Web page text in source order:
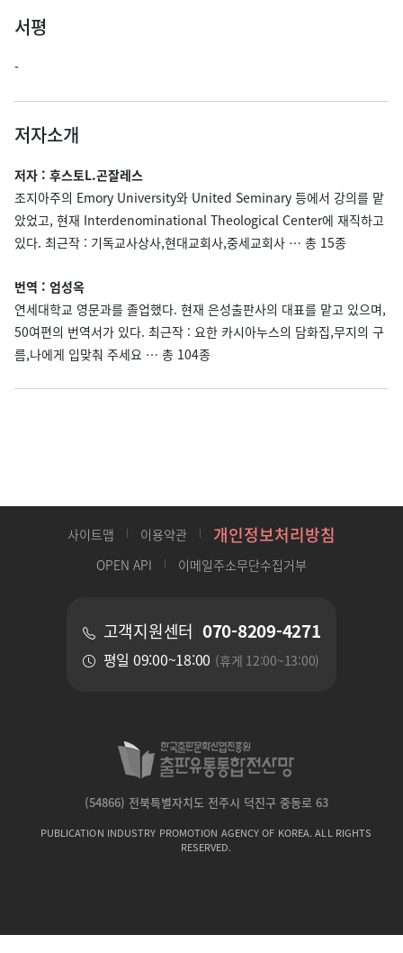
서평
-
저자소개
저자 : 후스토L.곤잘레스
조지아주의 Emory University와 United Seminary 등에서 강의를 맡
았었고, 현재 Interdenominational Theological Center에 재직하고
있다. 최근작 : 기독교사상사,현대교회사,중세교회사 … 총 15종
번역 : 엄성옥
연세대학교 영문과를 졸업했다. 현재 은성출판사의 대표를 맡고 있으며,
50여편의 번역서가 있다. 최근작 : 요한 카시아누스의 담화집,무지의 구
름,나에게 입맞춰 주세요 … 총 104종
사이트맵 이용약관 개인정보처리방침
OPEN API 이메일주소무단수집거부
고객지원센터 070-8209-4271
평일 09:00~18:00 (휴게 12:00~13:00)
(54866) 전북특별자치도 전주시 덕진구 중동로 63
PUBLICATION INDUSTRY PROMOTION AGENCY OF KOREA. ALL RIGHTS
RESERVED.